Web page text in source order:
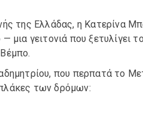
της Ελλάδας, η Κατερίνα
γειτονιά που ξετυλίγει
που περπατά το
των δρόμων: